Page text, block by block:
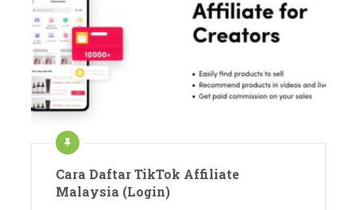
Cara Daftar TikTok Affiliate
Malaysia (Login)